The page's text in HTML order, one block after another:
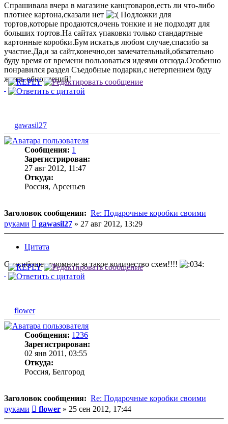
Спрашивала вчера в магазине канцтоваров,есть ли что-либо
плотнее картона,сказали нет
Подложки для
тортов,которые продаются,очень тонкие и не подходят для
больших тортов.На сайтах упаковки только стандартные
картонные коробки.Бум искать,в любом случае,спасибо за
участие.Да,и за сайт,конечно,он замечательный,обязательно
буду время от времени пользоваться идеями отсюда.Особенно
понравился раздел Съедобные подарки,c нетерпением буду
ждать обновлений!
gawasil27
Сообщения: 1
Зарегистрирован:
27 авг 2012, 11:47
Откуда:
Россия, Арсеньев
Заголовок сообщения: Re: Подарочные коробки своими
руками
Сообщение
gawasil27 » 27 авг 2012, 13:29
Цитата
Спасибоще огромное за такое количество схем!!!!
flower
Сообщения: 1236
Зарегистрирован:
02 янв 2011, 03:55
Откуда:
Россия, Белгород
Заголовок сообщения: Re: Подарочные коробки своими
руками
Сообщение
flower » 25 сен 2012, 17:44